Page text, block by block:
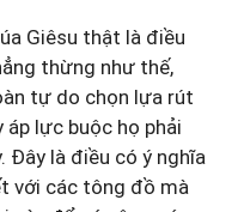
Giêsu thật là điều
thừng như thế,
tự do chọn lựa rút
áp lực buộc họ phải
Đây là điều có ý nghĩa
với các tông đồ mà